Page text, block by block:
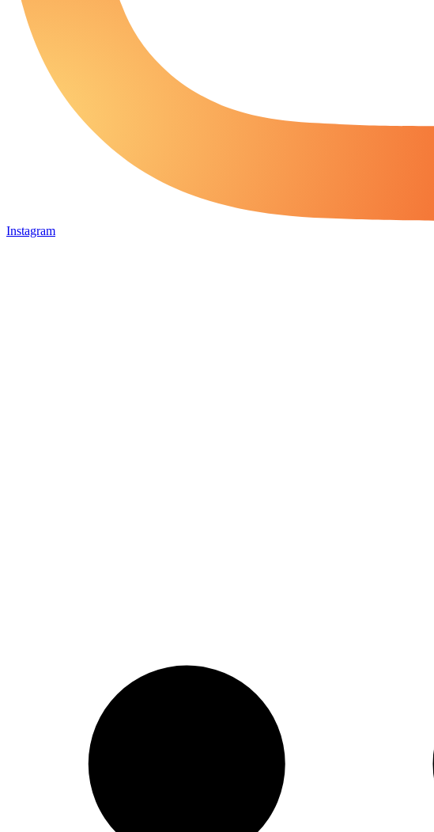
Instagram